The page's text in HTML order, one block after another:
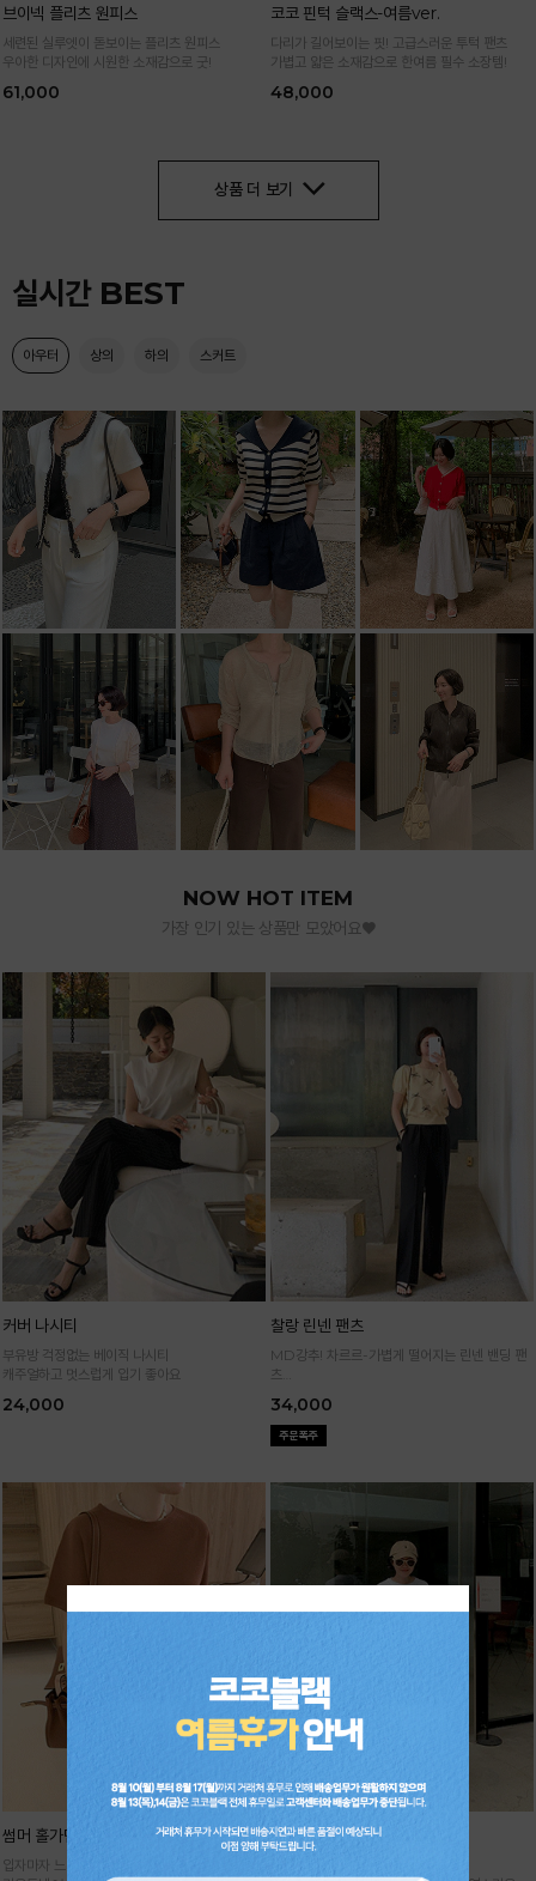
브이넥 플리츠 원피스
세련된 실루엣이 돋보이는 플리츠 원피스
우아한 디자인에 시원한 소재감으로 굿!
61,000
코코 핀턱 슬랙스-여름ver.
다리가 길어보이는 핏! 고급스러운 투턱 팬츠
가볍고 얇은 소재감으로 한여름 필수 소장템!
48,000
상품 더 보기
실시간 BEST
아우터 상의 하의 스커트
NOW HOT ITEM
가장 인기 있는 상품만 모았어요♥
커버 나시티
부유방 걱정없는 베이직 나시티
캐주얼하고 멋스럽게 입기 좋아요
24,000
찰랑 린넨 팬츠
MD강추! 차르르-가볍게 떨어지는 린넨 밴딩 팬
츠
34,000
썸머 홀가먼트 니트
입자마자 느껴지는 고급스러움,
기획 썸머 하렘 팬츠